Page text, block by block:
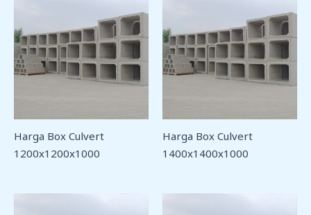
Harga Box Culvert
1200x1200x1000
Harga Box Culvert
1400x1400x1000